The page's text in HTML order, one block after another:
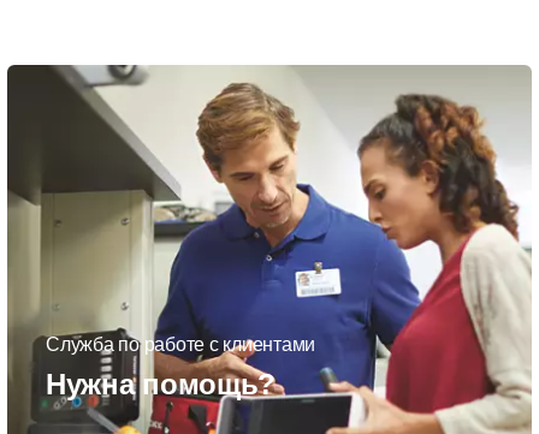
Служба по работе с клиентами
Нужна помощь?